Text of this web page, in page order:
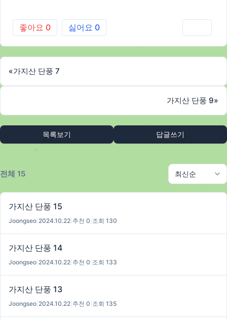
좋아요 0 싫어요 0
«가지산 단풍 7
가지산 단풍 9»
목록보기 답글쓰기
전체 15
가지산 단풍 15
Joongseo 2024.10.22 추천 0 조회 130
가지산 단풍 14
Joongseo 2024.10.22 추천 0 조회 133
가지산 단풍 13
Joongseo 2024.10.22 추천 0 조회 135